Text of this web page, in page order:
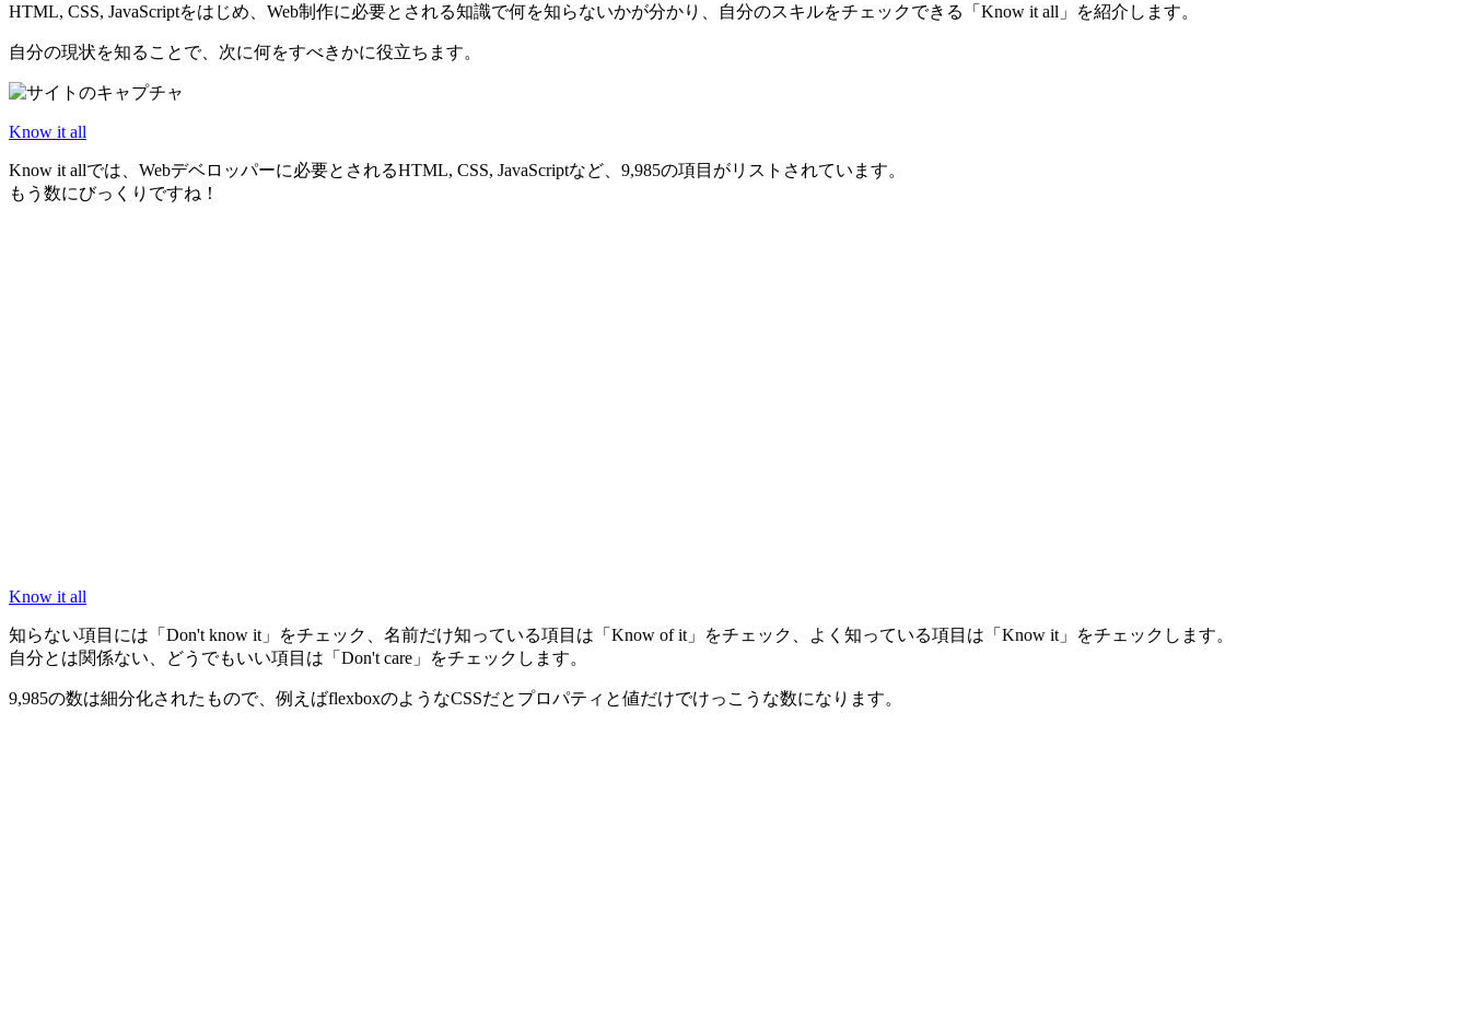
HTML, CSS, JavaScriptをはじめ、Web制作に必要とされる知識で何を知らないかが分かり、自分のスキルをチェックできる「Know it all」を紹介します。
自分の現状を知ることで、次に何をすべきかに役立ちます。
Know it all
Know it allでは、Webデベロッパーに必要とされるHTML, CSS, JavaScriptなど、9,985の項目がリストされています。
もう数にびっくりですね！
Know it all
知らない項目には「Don't know it」をチェック、名前だけ知っている項目は「Know of it」をチェック、よく知っている項目は「Know it」をチェックします。
自分とは関係ない、どうでもいい項目は「Don't care」をチェックします。
9,985の数は細分化されたもので、例えばflexboxのようなCSSだとプロパティと値だけでけっこうな数になります。